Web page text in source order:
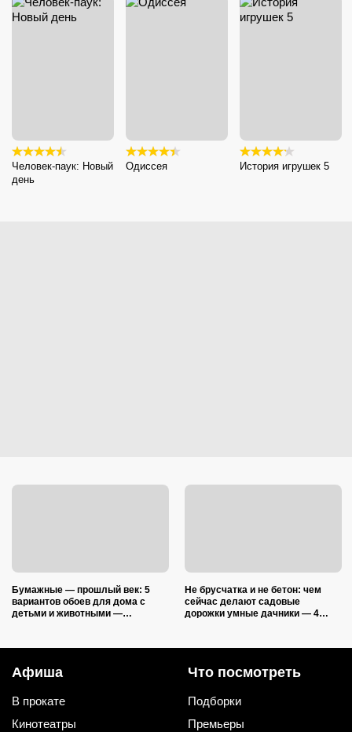
Человек-паук: Новый
день
Одиссея История игрушек 5
Бумажные — прошлый век: 5
вариантов обоев для дома с
детьми и животными —
Не брусчатка и не бетон: чем
сейчас делают садовые
дорожки умные дачники — 4
Афиша
В прокате
Кинотеатры
Что посмотреть
Подборки
Премьеры